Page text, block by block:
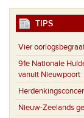
TIPS
Vier
91e Nationale
vanuit Nieuwpoort
Nieuw-Zeelands